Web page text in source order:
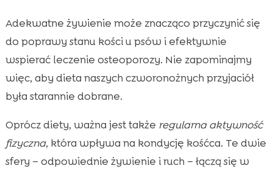
Adekwatne żywienie może znacząco przyczynić się
do poprawy stanu kości u psów i efektywnie
wspierać leczenie osteoporozy. Nie zapominajmy
więc, aby dieta naszych czworonożnych przyjaciół
była starannie dobrane.
Oprócz diety, ważna jest także regularna aktywność
fizyczna, która wpływa na kondycję kośćca. Te dwie
sfery – odpowiednie żywienie i ruch – łączą się w